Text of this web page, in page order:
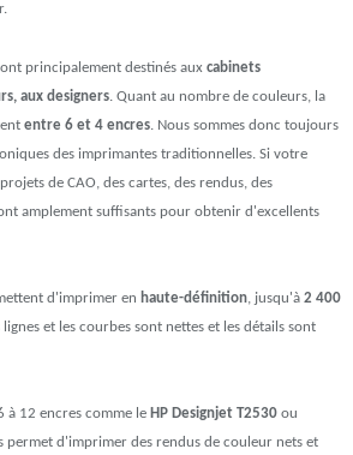
principalement destinés aux cabinets
aux designers . Quant au nombre de couleurs, la
entre 6 et 4 encres . Nous sommes donc toujours
des imprimantes traditionnelles. Si votre
de CAO, des cartes, des rendus, des
amplement suffisants pour obtenir d'excellents
d'imprimer en haute-définition, jusqu'à 2 400
et les courbes sont nettes et les détails sont
à 12 encres comme le HP Designjet T2530 ou
permet d'imprimer des rendus de couleur nets et